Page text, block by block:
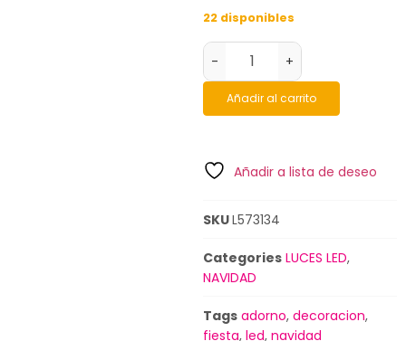
22 disponibles
- +
Añadir al carrito
Añadir a lista de deseo
SKUL573134
Categories LUCES LED,
NAVIDAD
Tags adorno, decoracion,
fiesta, led, navidad